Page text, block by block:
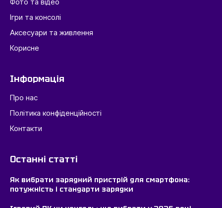
Ігри та консолі
Аксесуари та живлення
Корисне
Інформація
Про нас
Політика конфіденційності
Контакти
Останні статті
Як вибрати зарядний пристрій для смартфона:
потужність і стандарти зарядки